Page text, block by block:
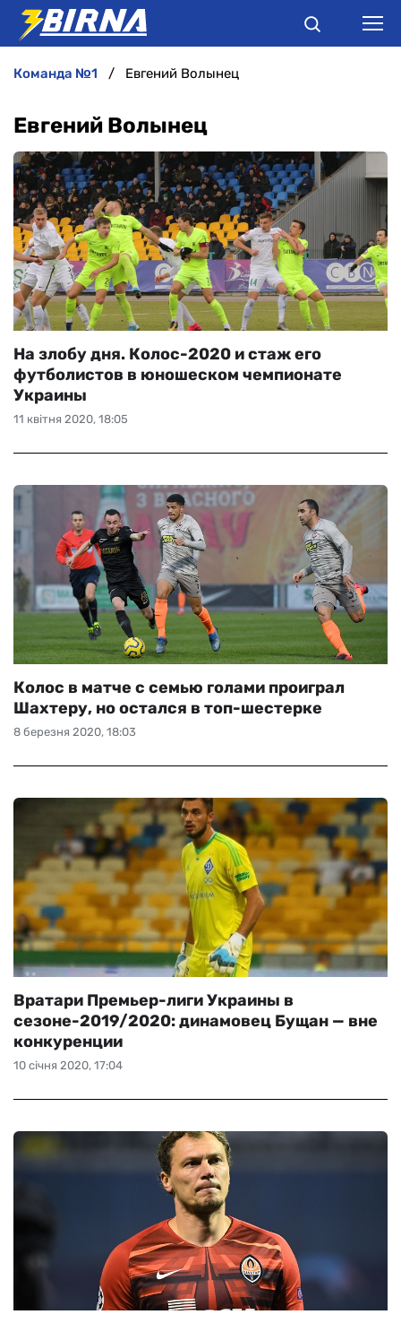
ІНТЕРВ'Ю
РІЗНЕ
БУКМЕКЕРИ
команда №1 Евгений Волынец
Евгений Волынец
11 квітня 2020, 18:05
На злобу дня. Колос-2020 и стаж его
футболистов в юношеском чемпионате
Украины
8 березня 2020, 18:03
Колос в матче с семью голами проиграл
Шахтеру, но остался в топ-шестерке
10 січня 2020, 17:04
Вратари Премьер-лиги Украины в
сезоне-2019/2020: динамовец Бущан — вне
конкуренции